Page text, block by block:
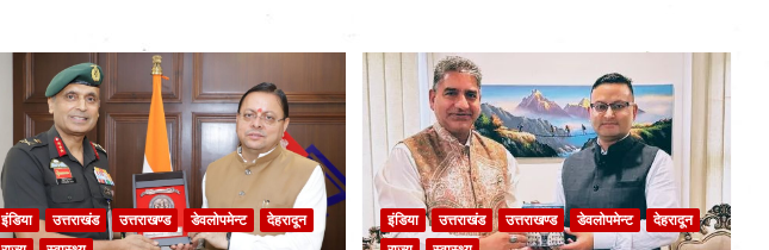
इंडिया उत्तराखंड उत्तराखण्ड डेवलोपमेन्ट
देहरादून
इंडिया उत्तराखंड उत्तराखण्ड डेवलोपमेन्ट
देहरादून